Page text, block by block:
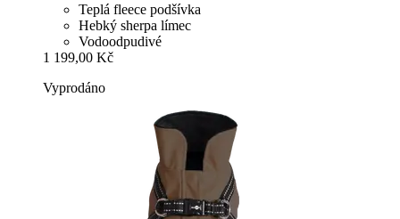
Teplá fleece podšívka
Hebký sherpa límec
Vodoodpudivé
1 199,00 Kč
Vyprodáno